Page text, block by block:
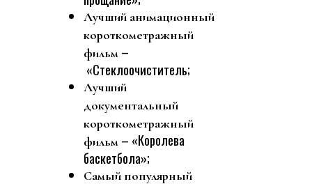
Лучший анимационный
короткометражный
фильм –
«Стеклоочиститель;
Лучший
документальный
короткометражный
фильм – «Королева
баскетбола»;
Самый популярный